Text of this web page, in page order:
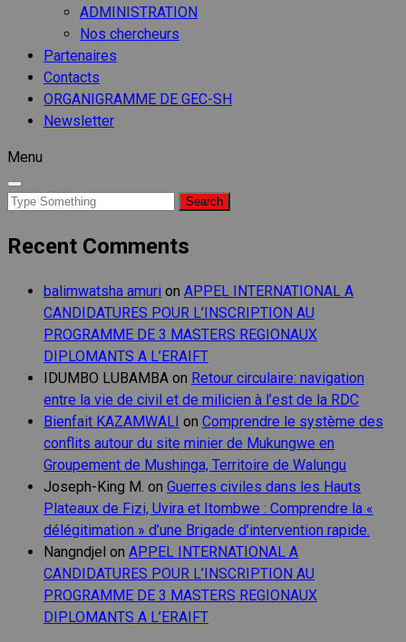
ADMINISTRATION
Nos chercheurs
Partenaires
Contacts
ORGANIGRAMME DE GEC-SH
Newsletter
Menu
Search
Recent Comments
balimwatsha amuri on APPEL INTERNATIONAL A
CANDIDATURES POUR L’INSCRIPTION AU
PROGRAMME DE 3 MASTERS REGIONAUX
DIPLOMANTS A L’ERAIFT
IDUMBO LUBAMBA on Retour circulaire: navigation
entre la vie de civil et de milicien à l’est de la RDC
Bienfait KAZAMWALI on Comprendre le système des
conflits autour du site minier de Mukungwe en
Groupement de Mushinga, Territoire de Walungu
Joseph-King M. on Guerres civiles dans les Hauts
Plateaux de Fizi, Uvira et Itombwe : Comprendre la «
délégitimation » d’une Brigade d’intervention rapide.
Nangndjel on APPEL INTERNATIONAL A
CANDIDATURES POUR L’INSCRIPTION AU
PROGRAMME DE 3 MASTERS REGIONAUX
DIPLOMANTS A L’ERAIFT